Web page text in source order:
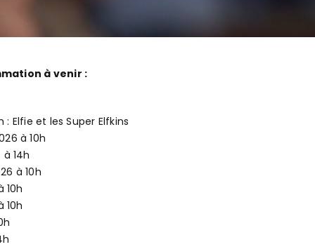
à venir :
: Elfie et les Super Elfkins
à 10h
14h
à 10h
10h
10h